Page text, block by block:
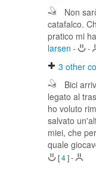
Non
catafalco.
pratico mi
larsen - -
3 other
Bici
legato al
ho voluto
salvato
miei, che
quale
[4]-